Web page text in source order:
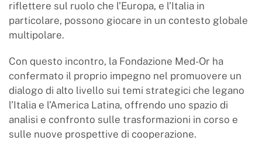
riflettere sul ruolo che l’Europa, e l’Italia in
particolare, possono giocare in un contesto globale
multipolare.
Con questo incontro, la Fondazione Med-Or ha
confermato il proprio impegno nel promuovere un
dialogo di alto livello sui temi strategici che legano
l’Italia e l’America Latina, offrendo uno spazio di
analisi e confronto sulle trasformazioni in corso e
sulle nuove prospettive di cooperazione.